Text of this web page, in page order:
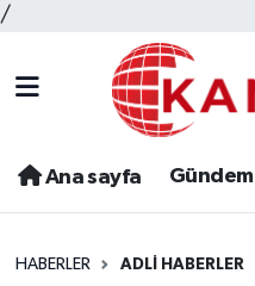
/
Ana sayfa Gündem
HABERLER ADLI HABERLER